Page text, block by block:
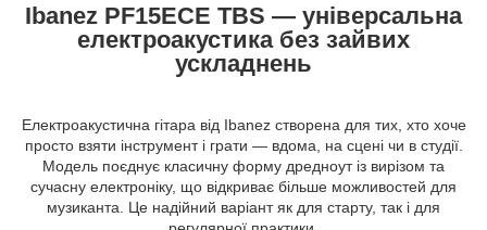
Ibanez PF15ECE TBS — універсальна
електроакустика без зайвих
ускладнень
Електроакустична гітара від Ibanez створена для тих, хто хоче
просто взяти інструмент і грати — вдома, на сцені чи в студії.
Модель поєднує класичну форму дредноут із вирізом та
сучасну електроніку, що відкриває більше можливостей для
музиканта. Це надійний варіант як для старту, так і для